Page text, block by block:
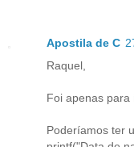
Apostila de C
Raquel,
Foi apenas para
Poderíamos ter